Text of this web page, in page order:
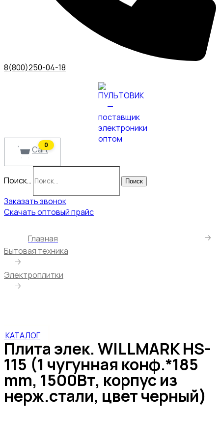
8(800)250-04-18
0
Cart
Поиск… Поиск
Заказать звонок
Скачать оптовый прайс
Главная
🡢
Бытовая техника
🡢
Электроплитки
🡢
КАТАЛОГ
Плита элек. WILLMARK HS-
115 (1 чугунная конф.*185
mm, 1500Вт, корпус из
нерж.стали, цвет черный)